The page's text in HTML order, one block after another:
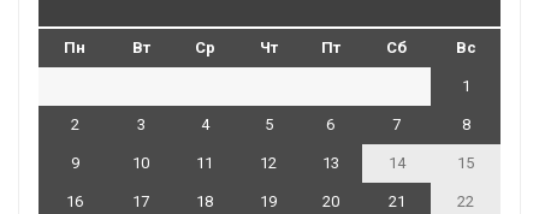
Пн Вт Ср Чт Пт Сб Вс
1
2 3 4 5 6 7 8
9 10 11 12 13 14 15
16 17 18 19 20 21 22